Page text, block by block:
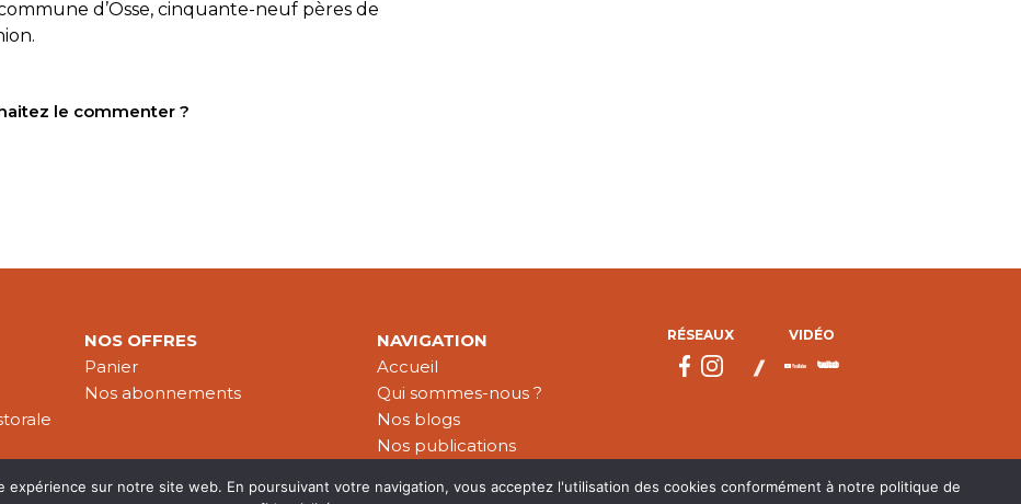
d’Osse, cinquante-neuf pères de
le commenter ?
NOS OFFRES
Panier
Nos abonnements
NAVIGATION
Accueil
Qui sommes-nous ?
Nos blogs
Nos publications
RÉSEAUX VIDÉO
expérience sur notre site web. En poursuivant votre navigation, vous acceptez l'utilisation des cookies conformément à notre politique de